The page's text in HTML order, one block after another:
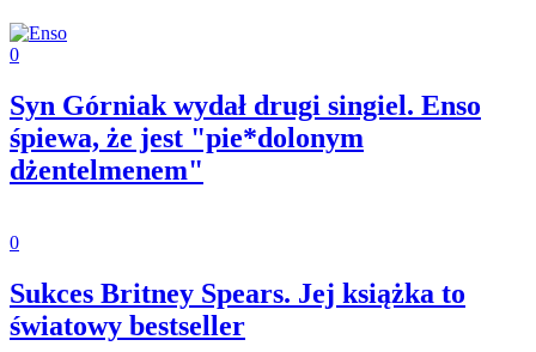
0
Syn Górniak wydał drugi singiel. Enso
śpiewa, że jest "pie*dolonym
dżentelmenem"
0
Sukces Britney Spears. Jej książka to
światowy bestseller